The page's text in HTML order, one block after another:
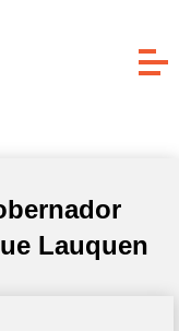
Lauquen